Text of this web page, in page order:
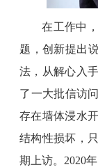
在工作中
题，创新提出
法，从解心入
了一大批信访
存在墙体浸水
结构性损坏，
期上访。2020